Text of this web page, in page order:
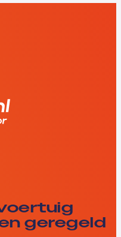
geregeld